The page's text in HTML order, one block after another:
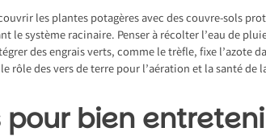
les plantes potagères avec des couvre-sols
système racinaire. Penser à récolter l’eau de
des engrais verts, comme le trèfle, fixe l’azote
des vers de terre pour l’aération et la santé de
bien